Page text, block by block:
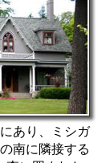
あり、ミシガ
南に隣接する